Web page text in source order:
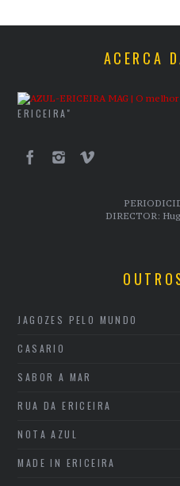
ACERCA
ERICEIRA"
DIRECTOR:
JAGOZES PELO MUNDO
CASARIO
SABOR A MAR
RUA DA ERICEIRA
NOTA AZUL
MADE IN ERICEIRA